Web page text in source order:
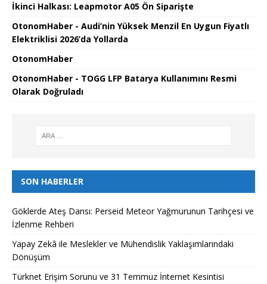
İkinci Halkası: Leapmotor A05 Ön Siparişte
OtonomHaber - Audi’nin Yüksek Menzil En Uygun Fiyatlı
Elektriklisi 2026’da Yollarda
OtonomHaber
OtonomHaber - TOGG LFP Batarya Kullanımını Resmi
Olarak Doğruladı
SON HABERLER
Göklerde Ateş Dansı: Perseid Meteor Yağmurunun Tarihçesi ve
İzlenme Rehberi
Yapay Zekâ ile Meslekler ve Mühendislik Yaklaşımlarındaki
Dönüşüm
Türknet Erişim Sorunu ve 31 Temmuz İnternet Kesintisi